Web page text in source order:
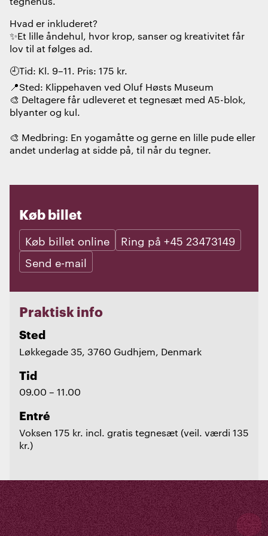
Hvad er inkluderet?
✨Et lille åndehul, hvor krop, sanser og kreativitet får
lov til at følges ad.
🕘Tid: Kl. 9–11. Pris: 175 kr.
📍Sted: Klippehaven ved Oluf Høsts Museum
🎨 Deltagere får udleveret et tegnesæt med A5-blok,
blyanter og kul.
🎨 Medbring: En yogamåtte og gerne en lille pude eller
andet underlag at sidde på, til når du tegner.
Køb billet
Køb billet online
Ring på +45 23473149
Send e-mail
Praktisk info
Sted
Løkkegade 35, 3760 Gudhjem, Denmark
Tid
09.00 – 11.00
Entré
Voksen 175 kr. incl. gratis tegnesæt (veil. værdi 135
kr.)